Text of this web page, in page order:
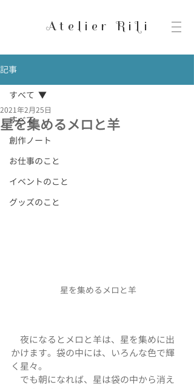
Atelier RiLi
記事
すべて
創作ノート
お仕事のこと
イベントのこと
グッズのこと
すべて
星を集めるメロと羊
2021年2月25日
星を集めるメロと羊
夜になるとメロと羊は、星を集めに出
かけます。袋の中には、いろんな色で輝
く星々。
でも朝になれば、星は袋の中から消え